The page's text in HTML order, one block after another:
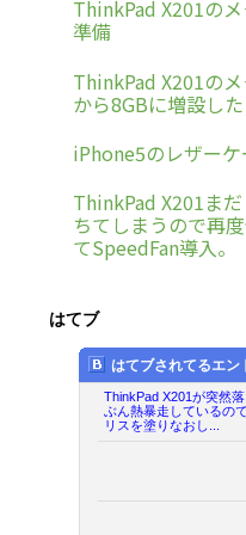
ThinkPad X201の
準備
ThinkPad X201の
から8GBに増設した
iPhone5のレザー
ThinkPad X201ま
ちてしまうので再
てSpeedFan導入。
はてブ
はてブされてるエン
ThinkPad X201が突然
ぶん熱暴走しているの
リスを塗りなおし...